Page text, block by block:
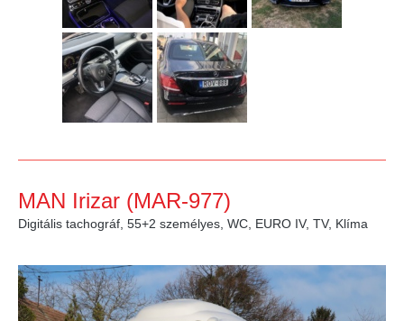
MAN Irizar (MAR-977)
Digitális tachográf, 55+2 személyes, WC, EURO IV, TV, Klíma